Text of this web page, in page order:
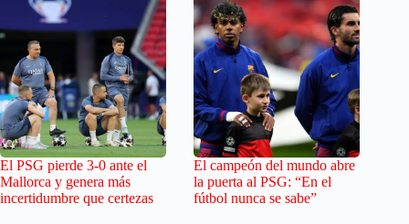
El PSG pierde 3-0 ante el
Mallorca y genera más
incertidumbre que certezas
El campeón del mundo abre
la puerta al PSG: “En el
fútbol nunca se sabe”